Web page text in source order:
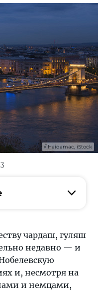
Haidamac, iStock
чардаш, гуляш
недавно — и
и, несмотря на
и немцами,